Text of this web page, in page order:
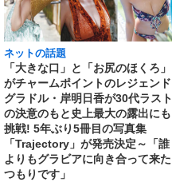
ネットの話題
「大きな口」と「お尻のほくろ」
がチャームポイントのレジェンド
グラドル・岸明日香が30代ラスト
の決意のもと史上最大の露出にも
挑戦! 5年ぶり5冊目の写真集
「Trajectory」が発売決定～「誰
よりもグラビアに向き合って来た
つもりです」